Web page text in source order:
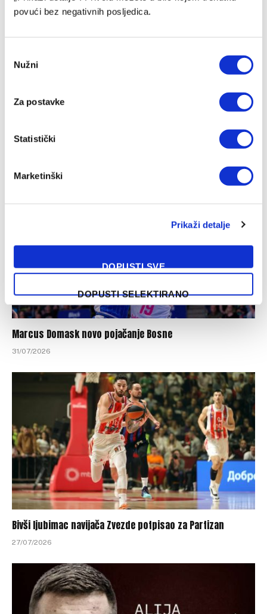
povući bez negativnih posljedica.
Selection
Nužni
Za postavke
Statistički
Marketinški
Prikaži detalje
DOPUSTI SVE
DOPUSTI SELEKTIRANO
James Banks novi član sarajevske Bosne
Marcus Domask novo pojačanje Bosne
31/07/2026
Bivši ljubimac navijača Zvezde potpisao za Partizan
27/07/2026